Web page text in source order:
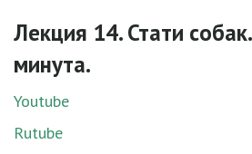
Лекция 14. Стати
минута.
Youtube
Rutube